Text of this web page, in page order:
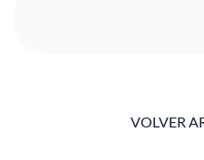
VOLVER